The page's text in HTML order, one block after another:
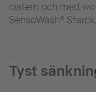
cistern och med
SensoWash® Starck.
Tyst